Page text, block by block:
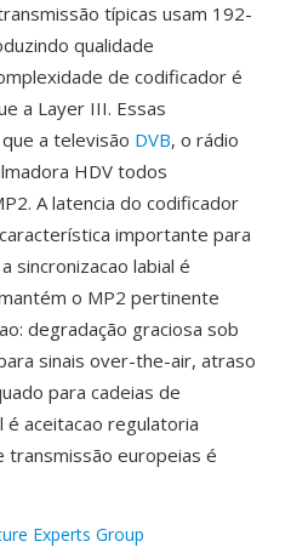
típicas usam 192-
qualidade
de codificador é
a Layer III. Essas
a televisão DVB, o rádio
HDV todos
A latencia do codificador
importante para
sincronizacao labial é
o MP2 pertinente
degradação graciosa sob
sinais over-the-air, atraso
para cadeias de
aceitacao regulatoria
europeias é
Experts Group